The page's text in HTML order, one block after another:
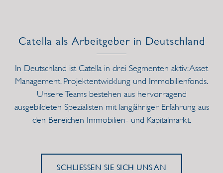
Catella als Arbeitgeber in Deutschland
In Deutschland ist Catella in drei Segmenten aktiv: Asset
Management, Projektentwicklung und Immobilienfonds.
Unsere Teams bestehen aus hervorragend
ausgebildeten Spezialisten mit langjähriger Erfahrung aus
den Bereichen Immobilien- und Kapitalmarkt.
SCHLIESSEN SIE SICH UNS AN